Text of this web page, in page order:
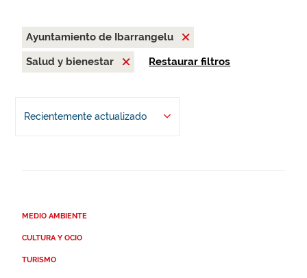
Ayuntamiento de Ibarrangelu
Salud y bienestar
Restaurar filtros
Recientemente actualizado
MEDIO AMBIENTE
CULTURA Y OCIO
TURISMO